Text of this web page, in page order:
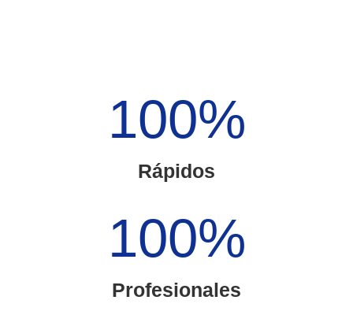
Rápidos
100%
Profesionales
100%